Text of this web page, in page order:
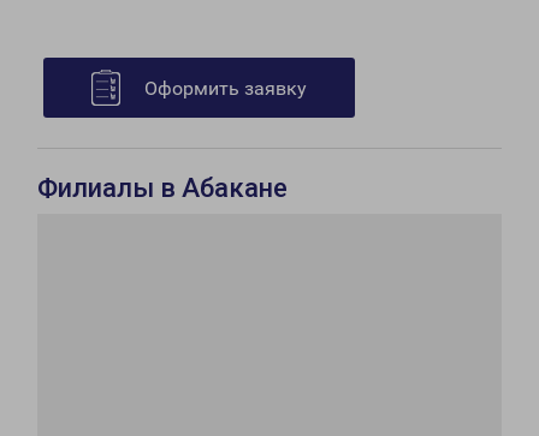
Оформить заявку
Филиалы в Абакане